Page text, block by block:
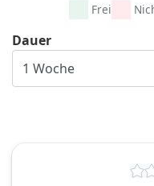
Frei
Dauer